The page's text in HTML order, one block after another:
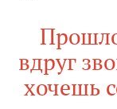
вдруг
хочешь